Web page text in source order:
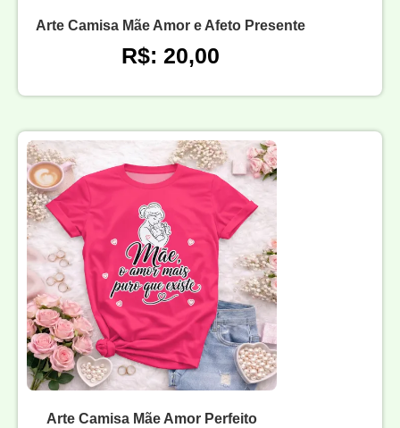
Arte Camisa Mãe Amor e Afeto Presente
R$: 20,00
Arte Camisa Mãe Amor Perfeito